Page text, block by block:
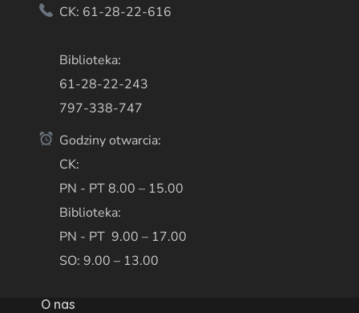
CK: 61-28-22-616
Biblioteka:
61-28-22-243
797-338-747
Godziny otwarcia:
CK:
PN - PT 8.00 – 15.00
Biblioteka:
PN - PT 9.00 – 17.00
SO: 9.00 – 13.00
O nas